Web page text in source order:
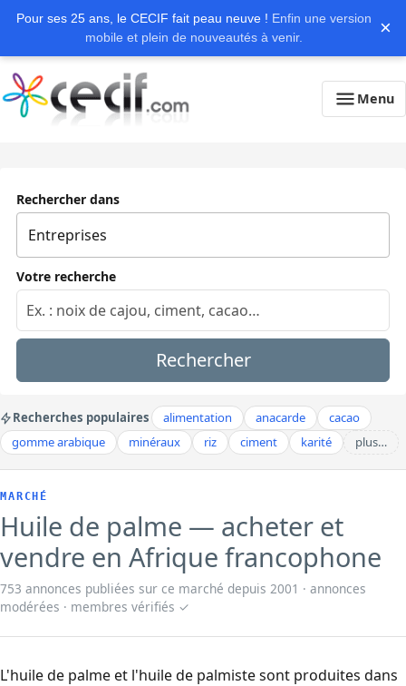
Pour ses 25 ans, le CECIF fait peau neuve ! Enfin une version
mobile et plein de nouveautés à venir.
×
Menu
Rechercher dans
Votre recherche
Rechercher
Recherches populaires alimentation anacarde
cacao
gomme arabique
minéraux riz ciment karité plus…
MARCHÉ
Huile de palme — acheter et
vendre en Afrique francophone
753 annonces publiées sur ce marché depuis 2001 · annonces
modérées · membres vérifiés ✓
L'huile de palme et l'huile de palmiste sont produites dans